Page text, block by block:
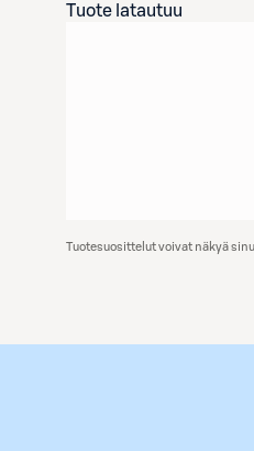
Tuote latautuu
Tuotesuosittelut voivat näkyä